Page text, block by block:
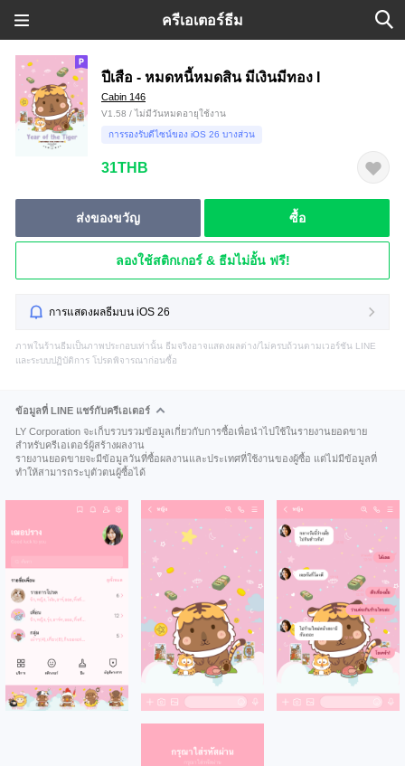
ครีเอเตอร์ธีม
ปีเสือ - หมดหนี้หมดสิน มีเงินมีทอง I
Cabin 146
V1.58 / ไม่มีวันหมดอายุใช้งาน
การรองรับดีไซน์ของ iOS 26 บางส่วน
31THB
ส่งของขวัญ ซื้อ
ลองใช้สติกเกอร์ & ธีมไม่อั้น ฟรี!
การแสดงผลธีมบน iOS 26
ภาพในร้านธีมเป็นภาพประกอบเท่านั้น ธีมจริงอาจแสดงผลต่าง/ไม่ครบถ้วนตามเวอร์ชัน LINE
และระบบปฏิบัติการ โปรดพิจารณาก่อนซื้อ
ข้อมูลที่ LINE แชร์กับครีเอเตอร์
LY Corporation จะเก็บรวบรวมข้อมูลเกี่ยวกับการซื้อเพื่อนำไปใช้ในรายงานยอดขาย
สำหรับครีเอเตอร์ผู้สร้างผลงาน
รายงานยอดขายจะมีข้อมูลวันที่ซื้อผลงานและประเทศที่ใช้งานของผู้ซื้อ แต่ไม่มีข้อมูลที่
ทำให้สามารถระบุตัวตนผู้ซื้อได้